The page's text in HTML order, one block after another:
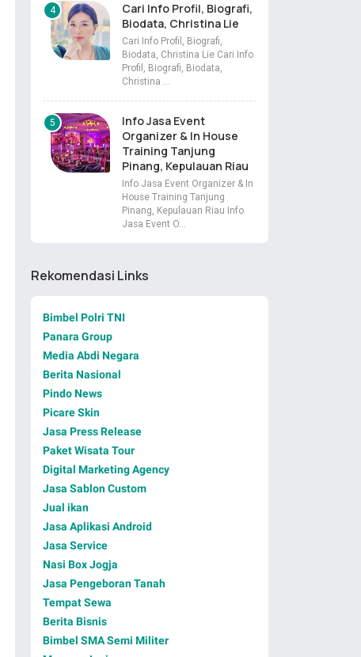
Cari Info Profil, Biografi,
Biodata, Christina Lie
Cari Info Profil, Biografi,
Biodata, Christina Lie Cari Info
Profil, Biografi, Biodata,
Christina …
Info Jasa Event
Organizer & In House
Training Tanjung
Pinang, Kepulauan Riau
Info Jasa Event Organizer & In
House Training Tanjung
Pinang, Kepulauan Riau Info
Jasa Event O…
Rekomendasi Links
Bimbel Polri TNI
Panara Group
Media Abdi Negara
Berita Nasional
Pindo News
Picare Skin
Jasa Press Release
Paket Wisata Tour
Digital Marketing Agency
Jasa Sablon Custom
Jual ikan
Jasa Aplikasi Android
Jasa Service
Nasi Box Jogja
Jasa Pengeboran Tanah
Tempat Sewa
Berita Bisnis
Bimbel SMA Semi Militer